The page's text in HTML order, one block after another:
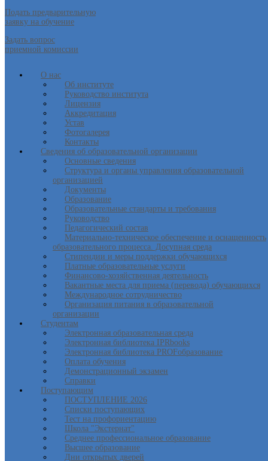
Подать предварительную
заявку на обучение
Задать вопрос
приемной комиссии
О нас
Об институте
Руководство института
Лицензия
Аккредитация
Устав
Фотогалерея
Контакты
Сведения об образовательной организации
Основные сведения
Структура и органы управления образовательной
организацией
Документы
Образование
Образовательные стандарты и требования
Руководство
Педагогический состав
Материально-техническое обеспечение и оснащенность
образовательного процесса. Досупная среда
Стипендии и меры поддержки обучающихся
Платные образовательные услуги
Финансово-хозяйственная деятельность
Вакантные места для приема (перевода) обучающихся
Международное сотрудничество
Организация питания в образовательной
организации
Студентам
Электронная образовательная среда
Электронная библиотека IPRbooks
Электронная библиотека PROFобразование
Оплата обучения
Демонстрационный экзамен
Справки
Поступающим
ПОСТУПЛЕНИЕ 2026
Списки поступающих
Тест на профориентацию
Школа "Экстернат"
Среднее профессиональное образование
Высшее образование
Дни открытых дверей